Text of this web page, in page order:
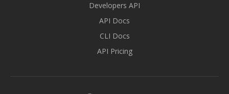
Developers API
API Docs
CLI Docs
API Pricing